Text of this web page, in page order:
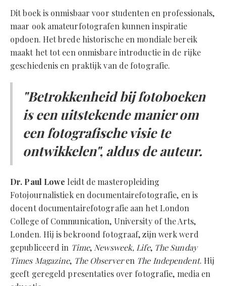
Dit boek is onmisbaar voor studenten en professionals,
maar ook amateurfotografen kunnen inspiratie
opdoen. Het brede historische en mondiale bereik
maakt het tot een onmisbare introductie in de rijke
geschiedenis en praktijk van de fotografie.
"Betrokkenheid bij fotoboeken
is een uitstekende manier om
een fotografische visie te
ontwikkelen", aldus de auteur.
Dr. Paul Lowe leidt de masteropleiding
Fotojournalistiek en documentairefotografie, en is
docent documentairefotografie aan het London
College of Communication, University of the Arts,
Londen. Hij is bekroond fotograaf, zijn werk werd
gepubliceerd in Time, Newsweek, Life,The Sunday
Times Magazine, The Observeren The Independent. Hij
geeft geregeld presentaties over fotografie, media en